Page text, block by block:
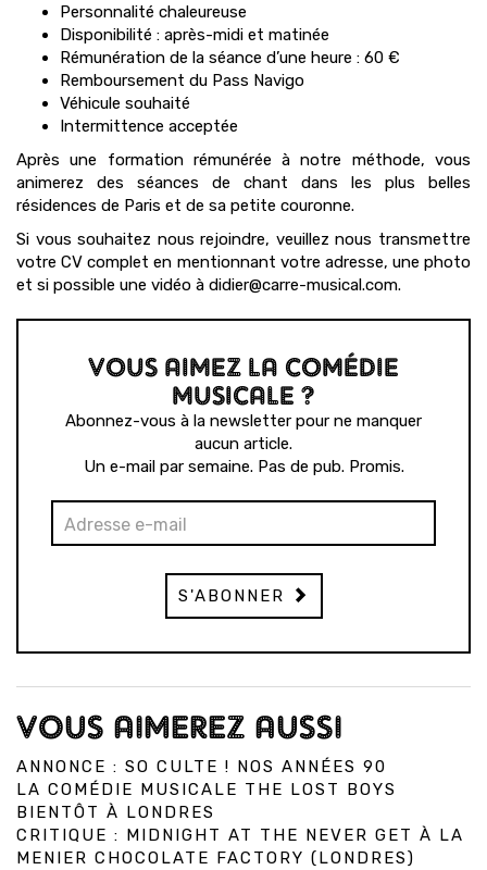
Personnalité chaleureuse
Disponibilité : après-midi et matinée
Rémunération de la séance d’une heure : 60 €
Remboursement du Pass Navigo
Véhicule souhaité
Intermittence acceptée
Après une formation rémunérée à notre méthode, vous
animerez des séances de chant dans les plus belles
résidences de Paris et de sa petite couronne.
Si vous souhaitez nous rejoindre, veuillez nous transmettre
votre CV complet en mentionnant votre adresse, une photo
et si possible une vidéo à didier@carre-musical.com.
VOUS AIMEZ LA COMÉDIE
MUSICALE ?
Abonnez-vous à la newsletter pour ne manquer
aucun article.
Un e-mail par semaine. Pas de pub. Promis.
S'ABONNER
VOUS AIMEREZ AUSSI
ANNONCE : SO CULTE ! NOS ANNÉES 90
LA COMÉDIE MUSICALE THE LOST BOYS
BIENTÔT À LONDRES
CRITIQUE : MIDNIGHT AT THE NEVER GET À LA
MENIER CHOCOLATE FACTORY (LONDRES)